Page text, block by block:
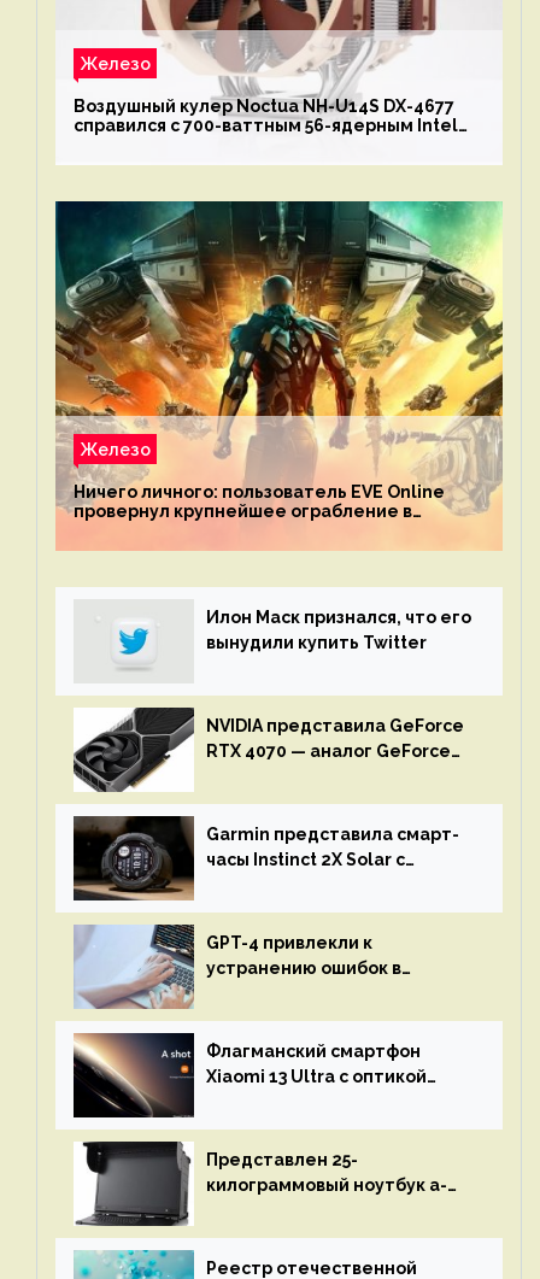
Железо
Воздушный кулер Noctua NH-U14S DX-4677
справился с 700-ваттным 56-ядерным Intel
Железо
Ничего личного: пользователь EVE Online
провернул крупнейшее ограбление в
механике
Илон Маск признался, что его
вынудили купить Twitter
NVIDIA представила GeForce
RTX 4070 — аналог GeForce
Garmin представила смарт-
часы Instinct 2X Solar с
GPT-4 привлекли к
устранению ошибок в
остановится до полного
восстановления кода и
объяснит, что пошло не так
Флагманский смартфон
Xiaomi 13 Ultra с оптикой
представят 18 апреля
Представлен 25-
килограммовый ноутбук a-
до 3 Тбайт DDR5 и шесть
дисплеев
Реестр отечественной